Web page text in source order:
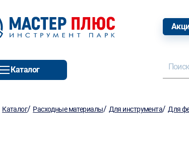
Каталог
Каталог/ Расходные материалы/ Для инструмента/Для